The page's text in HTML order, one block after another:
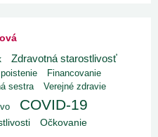
Zdravotná starostlivosť
Financovanie
sestra
Verejné zdravie
COVID-19
Očkovanie